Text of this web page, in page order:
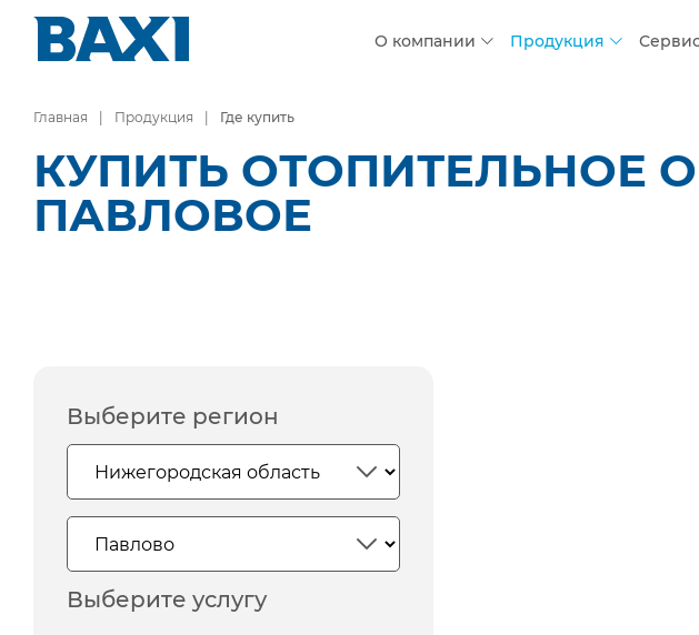
О компании Продукция
Главная Продукция Где купить
КУПИТЬ ОТОПИТЕЛЬНОЕ
ПАВЛОВОЕ
Выберите регион
Выберите услугу